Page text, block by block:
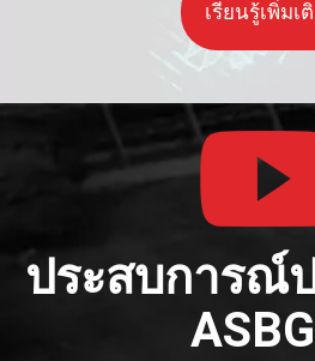
เรียนรู้เพิ่มเ
ประสบการณ์